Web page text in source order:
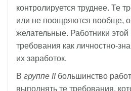
контролируется труднее. Те
или не поощряются вообще,
желательные. Работники
требования как личностно-
их заработок.
В группе IIбольшинство
выполнять те требования,